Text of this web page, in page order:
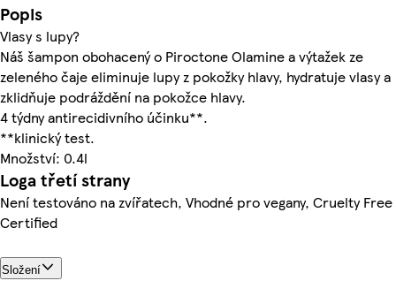
Popis
Vlasy s lupy?
Náš šampon obohacený o Piroctone Olamine a výtažek ze
zeleného čaje eliminuje lupy z pokožky hlavy, hydratuje vlasy a
zklidňuje podráždění na pokožce hlavy.
4 týdny antirecidivního účinku**.
**klinický test.
Množství: 0.4l
Loga třetí strany
Není testováno na zvířatech, Vhodné pro vegany, Cruelty Free
Certified
Složení